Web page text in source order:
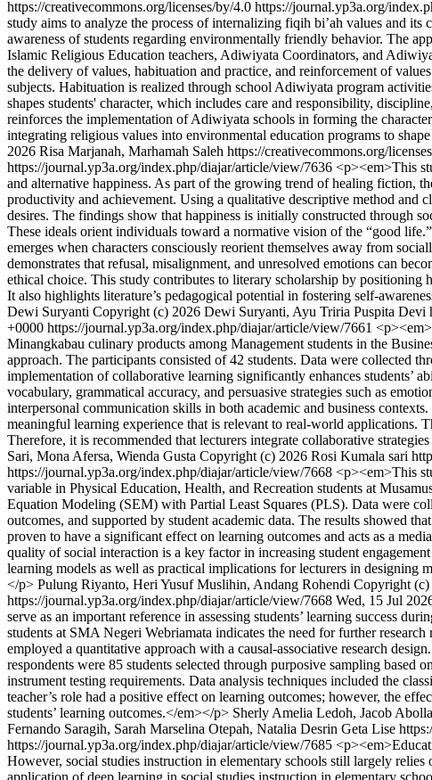
https://creativecommons.org/licenses/by/4.0 https://journal.yp3a.org/
study aims to analyze the process of internalizing fiqih bi’ah values and
awareness of students regarding environmentally friendly behavior. The
Islamic Religious Education teachers, Adiwiyata Coordinators, and
the delivery of values, habituation and practice, and reinforcement of
subjects. Habituation is realized through school Adiwiyata program
shapes students' character, which includes care and responsibility,
reinforces the implementation of Adiwiyata schools in forming the
integrating religious values into environmental education programs to
2026 Risa Marjanah, Marhamah Saleh https://creativecommons.org/
https://journal.yp3a.org/index.php/diajar/article/view/7636 <p><em>This
and alternative happiness. As part of the growing trend of healing fiction,
productivity and achievement. Using a qualitative descriptive method and
desires. The findings show that happiness is initially constructed through
These ideals orient individuals toward a normative vision of the “good
emerges when characters consciously reorient themselves away from
demonstrates that refusal, misalignment, and unresolved emotions can
ethical choice. This study contributes to literary scholarship by
It also highlights literature’s pedagogical potential in fostering self-
Dewi Suryanti Copyright (c) 2026 Dewi Suryanti, Ayu Triria Puspita Devi
+0000 https://journal.yp3a.org/index.php/diajar/article/view/7661
Minangkabau culinary products among Management students in the
approach. The participants consisted of 42 students. Data were collected
implementation of collaborative learning significantly enhances students’
vocabulary, grammatical accuracy, and persuasive strategies such as
interpersonal communication skills in both academic and business
meaningful learning experience that is relevant to real-world applications.
Therefore, it is recommended that lecturers integrate collaborative
Sari, Mona Afersa, Wienda Gusta Copyright (c) 2026 Rosi Kumala sari
https://journal.yp3a.org/index.php/diajar/article/view/7668 <p><em>This
variable in Physical Education, Health, and Recreation students at
Equation Modeling (SEM) with Partial Least Squares (PLS). Data were
outcomes, and supported by student academic data. The results showed
proven to have a significant effect on learning outcomes and acts as a
quality of social interaction is a key factor in increasing student
learning models as well as practical implications for lecturers in designing
</p> Pulung Riyanto, Heri Yusuf Muslihin, Andang Rohendi Copyright (c)
https://journal.yp3a.org/index.php/diajar/article/view/7668 Wed, 15 Jul
serve as an important reference in assessing students’ learning success
students at SMA Negeri Webriamata indicates the need for further
employed a quantitative approach with a causal-associative research
respondents were 85 students selected through purposive sampling based
instrument testing requirements. Data analysis techniques included the
teacher’s role had a positive effect on learning outcomes; however, the
students’ learning outcomes.</em></p> Sherly Amelia Ledoh, Jacob
Fernando Saragih, Sarah Marselina Otepah, Natalia Desrin Geta Lise
https://journal.yp3a.org/index.php/diajar/article/view/7685
However, social studies instruction in elementary schools still largely
application of deep learning in social studies instruction in elementary